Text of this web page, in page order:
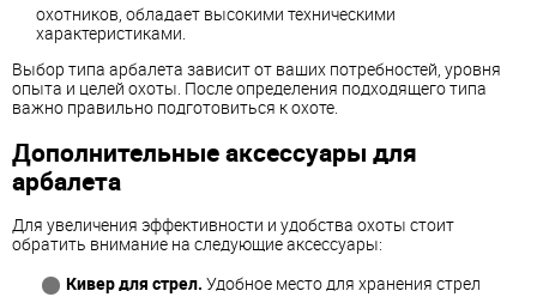
охотников, обладает высокими техническими
характеристиками.
Выбор типа арбалета зависит от ваших потребностей, уровня
опыта и целей охоты. После определения подходящего типа
важно правильно подготовиться к охоте.
Дополнительные аксессуары для
арбалета
Для увеличения эффективности и удобства охоты стоит
обратить внимание на следующие аксессуары:
Кивер для стрел. Удобное место для хранения стрел